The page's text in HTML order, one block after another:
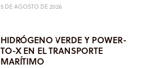
5 DE AGOSTO DE 2026
HIDRÓGENO VERDE Y POWER-
TO-X EN EL TRANSPORTE
MARÍTIMO